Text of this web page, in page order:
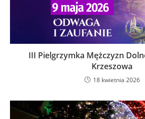
III Pielgrzymka Mężczyzn
Krzeszowa
18 kwietnia 2026